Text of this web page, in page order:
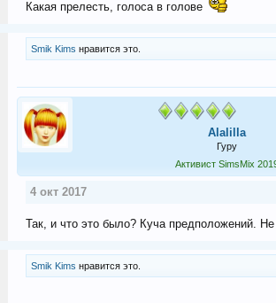
Какая прелесть, голоса в голове
Smik Kims нравится это.
Alalilla
Гуру
Активист SimsMix
4 окт 2017
Так, и что это было? Куча предположений.
Smik Kims нравится это.